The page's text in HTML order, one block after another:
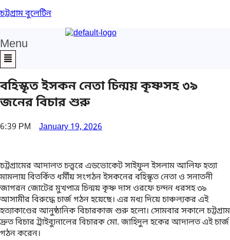
চট্টগ্রাম বুলেটিন
Menu
বহিস্কৃত ইসকন নেতা চিন্ময় কৃষ্ণসহ ৩৯
জনের বিচার শুরু
6:39 PM January 19, 2026
চট্টগ্রামের আদালত চত্ত্বরে এডভোকেট সাইফুল ইসলাম আলিফ হত্যা
মামলায় বিতর্কিত ধর্মীয় সংগঠন ইসকনের বহিস্কৃত নেতা ও সনাতনী
জাগরন জোটের মুখপাত্র চিন্ময় কৃষ্ণ দাস ওরফে চন্দন ধরসহ ৩৯
আসামীর বিরুদ্ধে চার্জ গঠন হয়েছে। এর মধ্য দিয়ে চাঞ্চল্যকর এই
হত্যাকাণ্ডের আনুষ্ঠানিক বিচারকাজ শুরু হলো। সোমবার সকালে চট্টগ্রাম
দ্রুত বিচার ট্রাইব্যুনালের বিচারক মো. জাহিদুল হকের আদালত এই চার্জ
গঠন করেন।